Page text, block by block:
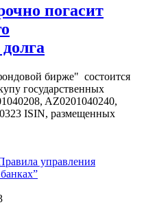
погасит
бирже" состоится
государственных
AZ0201040240,
ISIN, размещенных